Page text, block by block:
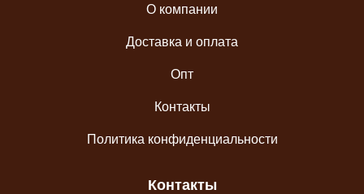
О компании
Доставка и оплата
Опт
Контакты
Политика конфиденциальности
Контакты